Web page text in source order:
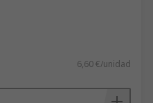
6,60 €/unidad